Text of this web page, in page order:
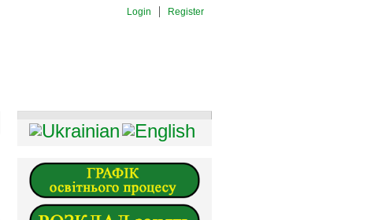
Login Register